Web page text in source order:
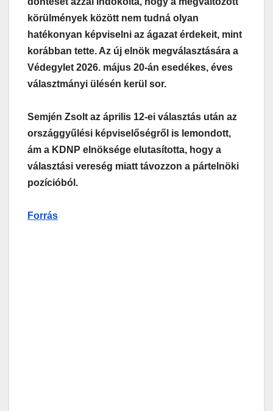
körülmények között nem tudná olyan
hatékonyan képviselni az ágazat érdekeit, mint
korábban tette. Az új elnök megválasztására a
Védegylet 2026. május 20-án esedékes, éves
választmányi ülésén kerül sor.
Semjén Zsolt az április 12-ei választás után az
országgyűlési képviselőségről is lemondott,
ám a KDNP elnöksége elutasította, hogy a
választási vereség miatt távozzon a pártelnöki
pozícióból.
Forrás